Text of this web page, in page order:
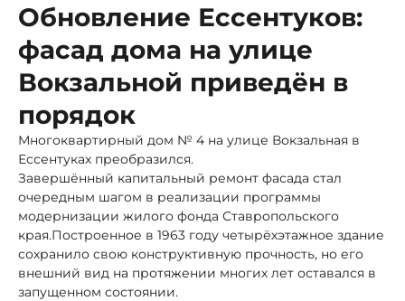
Обновление Ессентуков:
фасад дома на улице
Вокзальной приведён в
порядок
Многоквартирный дом № 4 на улице Вокзальная в
Ессентуках преобразился.
Завершённый капитальный ремонт фасада стал
очередным шагом в реализации программы
модернизации жилого фонда Ставропольского
края.Построенное в 1963 году четырёхэтажное здание
сохранило свою конструктивную прочность, но его
внешний вид на протяжении многих лет оставался в
запущенном состоянии.